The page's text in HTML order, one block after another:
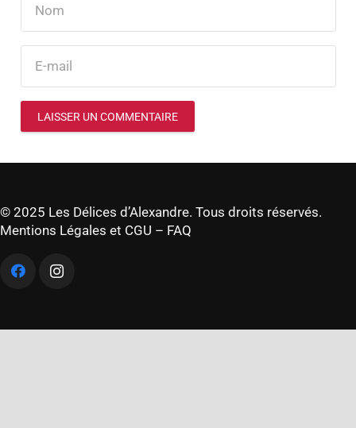
LAISSER UN COMMENTAIRE
© 2025 Les Délices d’Alexandre. Tous droits réservés.
Mentions Légales et CGU – FAQ